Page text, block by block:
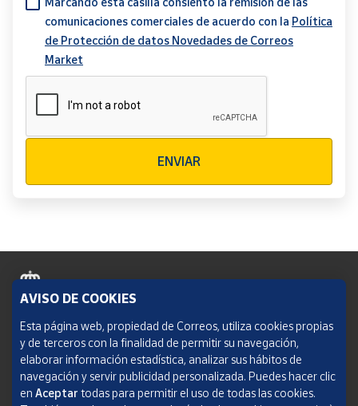
comunicaciones comerciales de acuerdo con la Política
de Protección de datos Novedades de Correos
Market
ENVIAR
Política de cookies
Aviso legal
Condiciones del servicio
AVISO DE COOKIES
Esta página web, propiedad de Correos, utiliza cookies propias
y de terceros con la finalidad de permitir su navegación,
elaborar información estadística, analizar sus hábitos de
navegación y servir publicidad personalizada. Puedes hacer clic
en Aceptar todas para permitir el uso de todas las cookies.